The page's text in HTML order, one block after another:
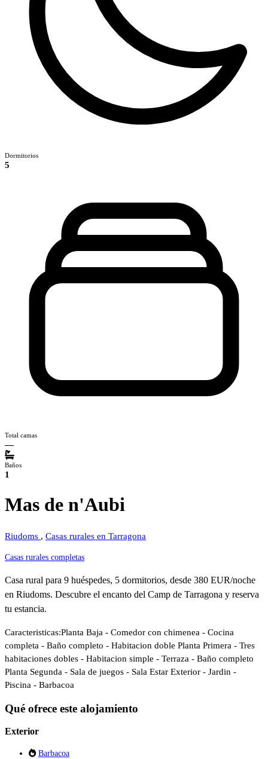
Dormitorios
5
Total camas
—
Baños
1
Mas de n'Aubi
Riudoms , Casas rurales en Tarragona
Casas rurales completas
Casa rural para 9 huéspedes, 5 dormitorios, desde 380 EUR/noche
en Riudoms. Descubre el encanto del Camp de Tarragona y reserva
tu estancia.
Caracteristicas:Planta Baja - Comedor con chimenea - Cocina
completa - Baño completo - Habitacion doble Planta Primera - Tres
habitaciones dobles - Habitacion simple - Terraza - Baño completo
Planta Segunda - Sala de juegos - Sala Estar Exterior - Jardin -
Piscina - Barbacoa
Qué ofrece este alojamiento
Exterior
Barbacoa